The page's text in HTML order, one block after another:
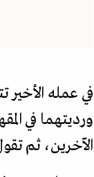
في عمله الأخير
ورديتهما في
الآخرين، ثم